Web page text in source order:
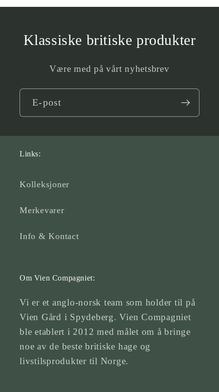
Klassiske britiske produkter
Være med på vårt nyhetsbrev
E-post
Links:
Kolleksjoner
Merkevarer
Info & Kontact
Om Vien Compagniet:
Vi er et anglo-norsk team som holder til på
Vien Gård i Spydeberg. Vien Compagniet
ble etablert i 2012 med målet om å bringe
noe av de beste britiske hage og
livstilsprodukter til Norge.